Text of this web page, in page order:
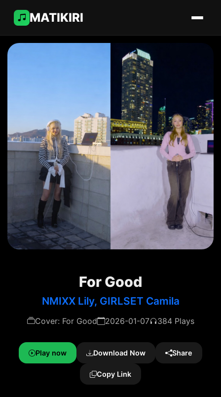
MATIKIRI
For Good
NMIXX Lily, GIRLSET Camila
Cover: For Good 2026-01-07 384 Plays
Play now Download Now Share
Copy Link